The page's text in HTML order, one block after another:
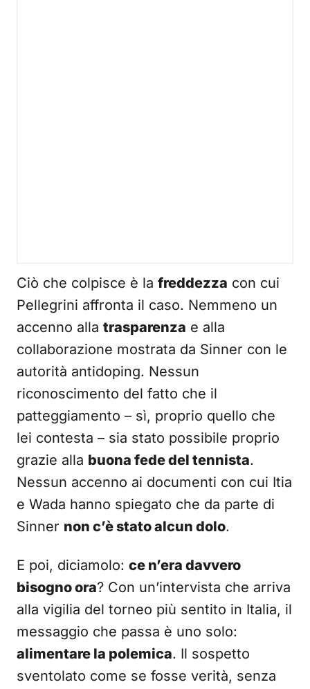
Ciò che colpisce è la freddezza con cui
Pellegrini affronta il caso. Nemmeno un
accenno alla trasparenza e alla
collaborazione mostrata da Sinner con le
autorità antidoping. Nessun
riconoscimento del fatto che il
patteggiamento – sì, proprio quello che
lei contesta – sia stato possibile proprio
grazie alla buona fede del tennista.
Nessun accenno ai documenti con cui Itia
e Wada hanno spiegato che da parte di
Sinner non c’è stato alcun dolo.
E poi, diciamolo: ce n’era davvero
bisogno ora? Con un’intervista che arriva
alla vigilia del torneo più sentito in Italia, il
messaggio che passa è uno solo:
alimentare la polemica. Il sospetto
sventolato come se fosse verità, senza